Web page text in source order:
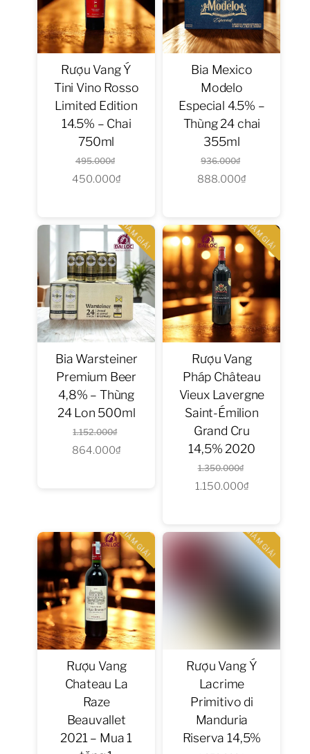
Rượu Vang Ý
Tini Vino Rosso
Limited Edition
14.5% – Chai
750ml
495.000₫
gốc
450.000₫Giá
là:
450.000₫.
Bia Mexico
Modelo
Especial 4.5% –
Thùng 24 chai
355ml
936.000₫
gốc
888.000₫Giá
là:
888.000₫.
GIẢM GIÁ!
Bia Warsteiner
Premium Beer
4,8% – Thùng
24 Lon 500ml
1.152.000₫
gốc
864.000₫Giá
GIẢM GIÁ!
Rượu Vang
Pháp Château
Vieux Lavergne
Saint-Émilion
Grand Cru
14,5% 2020
1.350.000₫
gốc
1.150.000₫Giá
là:
1.150.000₫.
GIẢM GIÁ!
Rượu Vang
Chateau La
Raze
Beauvallet
2021 – Mua 1
GIẢM GIÁ!
Rượu Vang Ý
Lacrime
Primitivo di
Manduria
Riserva 14,5%